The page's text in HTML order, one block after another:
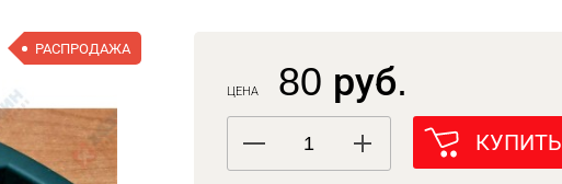
РАСПРОДАЖА
ЦЕНА 80 руб.
КУПИТЬ